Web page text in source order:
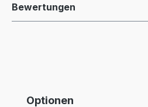
Bewertungen
Produktgalerie überspringen
Optionen